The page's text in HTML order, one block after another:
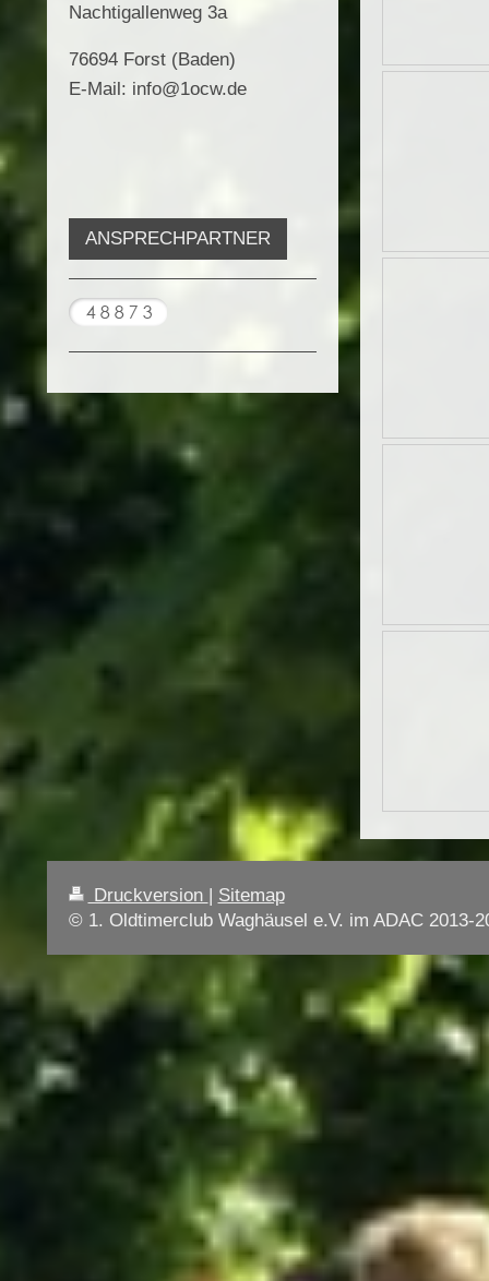
Nachtigallenweg 3a
76694 Forst (Baden)
E-Mail: info@1ocw.de
ANSPRECHPARTNER
Druckversion
Sitemap
© 1. Oldtimerclub Waghäusel e.V. im ADAC 2013-